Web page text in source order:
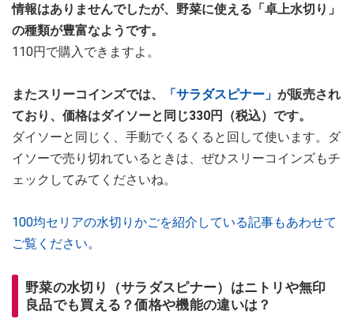
情報はありませんでしたが、野菜に使える「卓上水切り」
の種類が豊富なようです。
110円で購入できますよ。
またスリーコインズでは、 「サラダスピナー」 が販売され
ており、価格はダイソーと同じ330円（税込）です。
ダイソーと同じく、手動でくるくると回して使います。ダ
イソーで売り切れているときは、ぜひスリーコインズもチ
ェックしてみてくださいね。
100均セリアの水切りかごを紹介している記事もあわせて
ご覧ください。
野菜の水切り（サラダスピナー）はニトリや無印
良品でも買える？価格や機能の違いは？